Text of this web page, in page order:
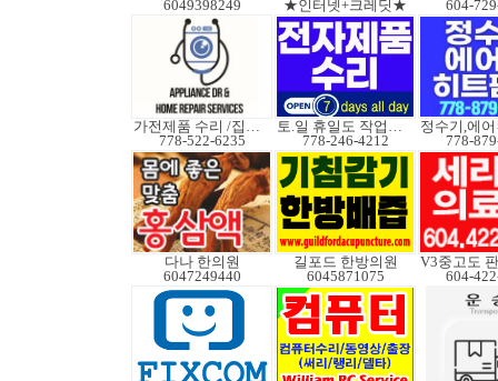
6049398249
★인터넷+크레딧★
604-
가전제품 수리 /집수리
778-522-6235
토.일 휴일도 작업가능
778-246-4212
778-
다나 한의원
6047249440
길포드 한방의원
6045871075
604-